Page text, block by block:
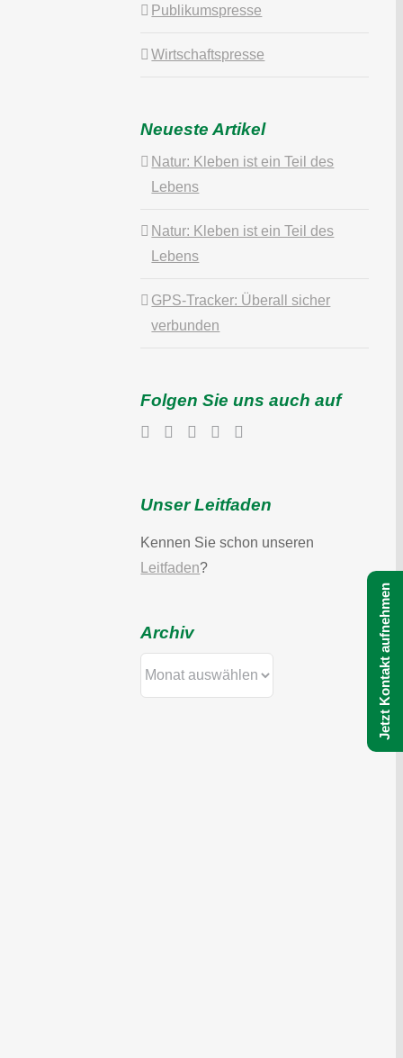
Publikumspresse
Wirtschaftspresse
Neueste Artikel
Natur: Kleben ist ein Teil des
Lebens
Natur: Kleben ist ein Teil des
Lebens
GPS-Tracker: Überall sicher
verbunden
Folgen Sie uns auch auf
Unser Leitfaden
Kennen Sie schon unseren
Leitfaden?
Archiv Jetzt Kontakt aufnehmen